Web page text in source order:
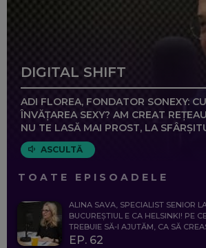
DIGITAL SHIFT
ADI FLOREA, FONDATOR SONEXY:
ÎNVĂȚAREA SEXY? AM CREAT
NU TE LASĂ MAI PROST, LA
ASCULTĂ
TOATE EPISOADELE
ALINA SAVA, SPECIALIST SENIOR
BUCUREȘTIUL E CA HELSINKI! PE
TREBUIE SĂ-I AJUTĂM, CA SĂ
EP. 62